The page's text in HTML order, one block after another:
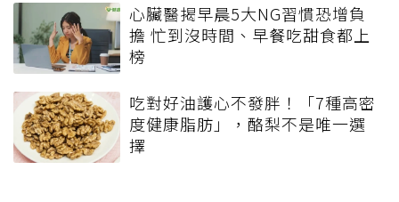
心臟醫揭早晨5大NG習慣恐增負
擔 忙到沒時間、早餐吃甜食都上
榜
吃對好油護心不發胖！「7種高密
度健康脂肪」，酪梨不是唯一選
擇